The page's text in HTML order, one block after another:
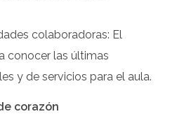
colaboradoras: El
conocer las últimas
y de servicios para el aula.
corazón